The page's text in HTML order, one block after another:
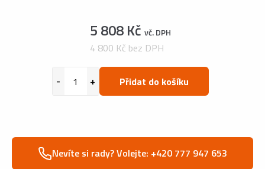
5 808 Kč vč. DPH
4 800 Kč bez DPH
Přidat do košíku
Nevíte si rady? Volejte: +420 777 947 653